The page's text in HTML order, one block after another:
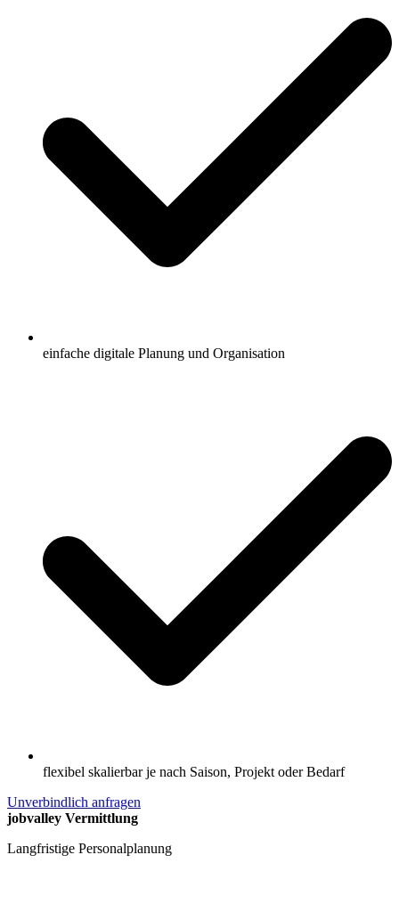
einfache digitale Planung und Organisation
flexibel skalierbar je nach Saison, Projekt oder Bedarf
Unverbindlich anfragen
jobvalley Vermittlung
Langfristige Personalplanung